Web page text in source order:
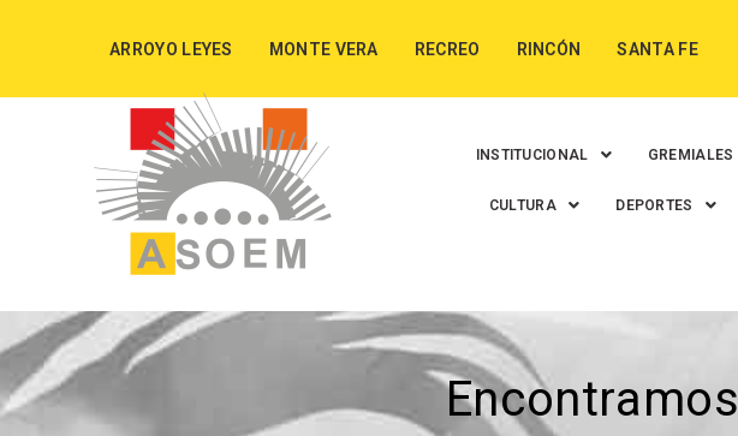
ARROYO LEYES MONTE VERA RECREO RINCÓN SANTA FE
INSTITUCIONAL GREMIALES
CULTURA DEPORTES
Encontramos